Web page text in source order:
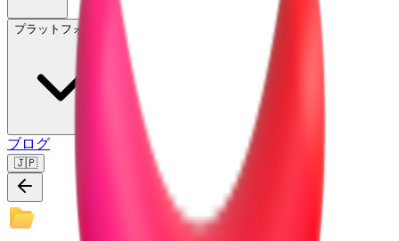
プラットフォーム
ブログ
🇯🇵